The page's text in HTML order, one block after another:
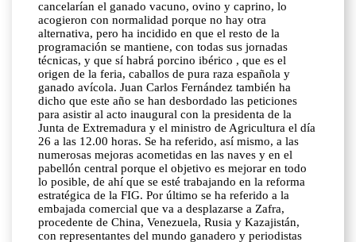
cancelarían el ganado vacuno, ovino y caprino, lo
acogieron con normalidad porque no hay otra
alternativa, pero ha incidido en que el resto de la
programación se mantiene, con todas sus jornadas
técnicas, y que sí habrá porcino ibérico , que es el
origen de la feria, caballos de pura raza española y
ganado avícola. Juan Carlos Fernández también ha
dicho que este año se han desbordado las peticiones
para asistir al acto inaugural con la presidenta de la
Junta de Extremadura y el ministro de Agricultura el día
26 a las 12.00 horas. Se ha referido, así mismo, a las
numerosas mejoras acometidas en las naves y en el
pabellón central porque el objetivo es mejorar en todo
lo posible, de ahí que se esté trabajando en la reforma
estratégica de la FIG. Por último se ha referido a la
embajada comercial que va a desplazarse a Zafra,
procedente de China, Venezuela, Rusia y Kazajistán,
con representantes del mundo ganadero y periodistas